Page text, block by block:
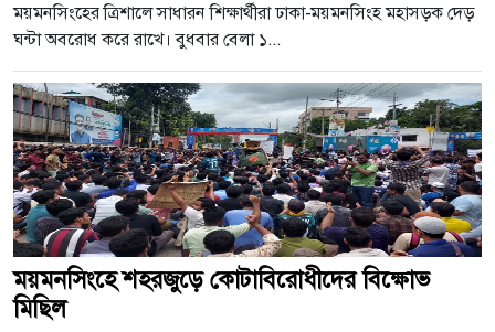
ময়মনসিংহের ত্রিশালে সাধারন শিক্ষার্থীরা ঢাকা-ময়মনসিংহ মহাসড়ক দেড়
ঘন্টা অবরোধ করে রাখে। বুধবার বেলা ১...
ময়মনসিংহে শহরজুড়ে কোটাবিরোধীদের বিক্ষোভ
মিছিল